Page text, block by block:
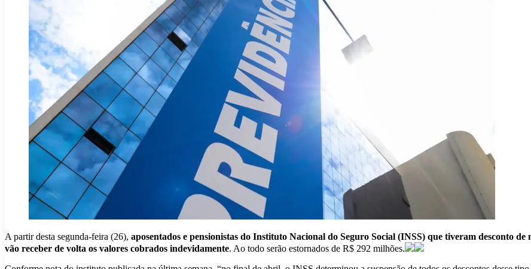
A partir desta segunda-feira (26), aposentados e pensionistas do Instituto Nacional do Seguro Social (INSS) que tiveram desconto
vão receber de volta os valores cobrados indevidamente. Ao todo serão estornados de R$ 292 milhões.